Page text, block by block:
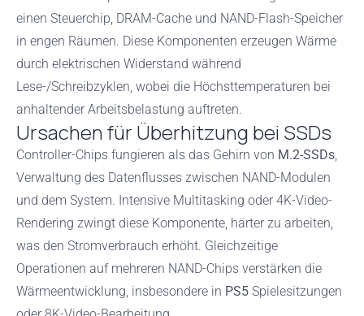
einen Steuerchip, DRAM-Cache und NAND-Flash-Speicher
in engen Räumen. Diese Komponenten erzeugen Wärme
durch elektrischen Widerstand während
Lese-/Schreibzyklen, wobei die Höchsttemperaturen bei
anhaltender Arbeitsbelastung auftreten.
Ursachen für Überhitzung bei SSDs
Controller-Chips fungieren als das Gehirn von M.2-SSDs,
Verwaltung des Datenflusses zwischen NAND-Modulen
und dem System. Intensive Multitasking oder 4K-Video-
Rendering zwingt diese Komponente, härter zu arbeiten,
was den Stromverbrauch erhöht. Gleichzeitige
Operationen auf mehreren NAND-Chips verstärken die
Wärmeentwicklung, insbesondere in PS5 Spielesitzungen